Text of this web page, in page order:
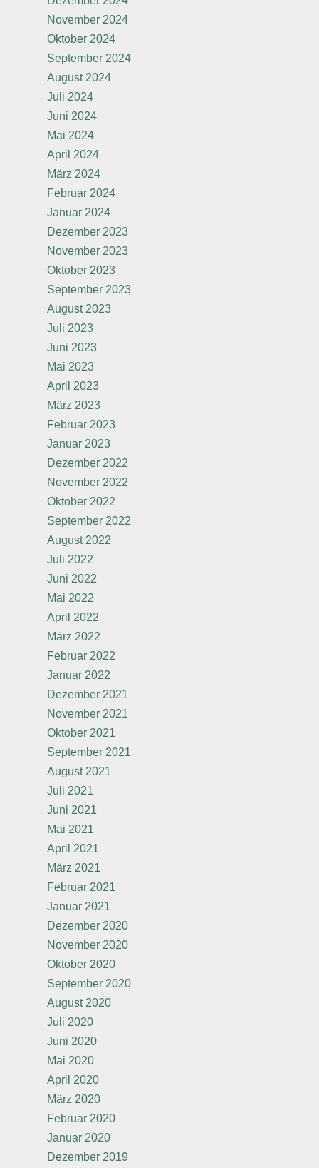
November 2024
Oktober 2024
September 2024
August 2024
Juli 2024
Juni 2024
Mai 2024
April 2024
März 2024
Februar 2024
Januar 2024
Dezember 2023
November 2023
Oktober 2023
September 2023
August 2023
Juli 2023
Juni 2023
Mai 2023
April 2023
März 2023
Februar 2023
Januar 2023
Dezember 2022
November 2022
Oktober 2022
September 2022
August 2022
Juli 2022
Juni 2022
Mai 2022
April 2022
März 2022
Februar 2022
Januar 2022
Dezember 2021
November 2021
Oktober 2021
September 2021
August 2021
Juli 2021
Juni 2021
Mai 2021
April 2021
März 2021
Februar 2021
Januar 2021
Dezember 2020
November 2020
Oktober 2020
September 2020
August 2020
Juli 2020
Juni 2020
Mai 2020
April 2020
März 2020
Februar 2020
Januar 2020
Dezember 2019